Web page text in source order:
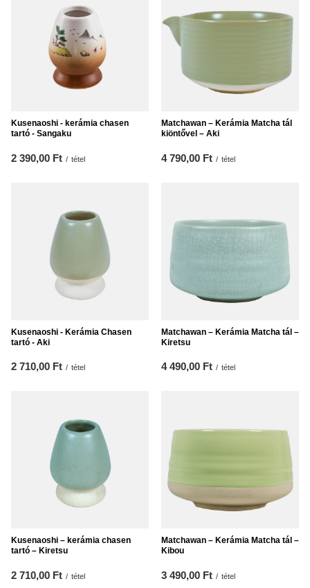
Kusenaoshi - kerámia chasen
tartó - Sangaku
2 390,00 Ft / tétel
Matchawan – Kerámia Matcha tál
kiöntővel – Aki
4 790,00 Ft / tétel
Kusenaoshi - Kerámia Chasen
tartó - Aki
2 710,00 Ft / tétel
Matchawan – Kerámia Matcha tál –
Kiretsu
4 490,00 Ft / tétel
Kusenaoshi – kerámia chasen
tartó – Kiretsu
2 710,00 Ft / tétel
Matchawan – Kerámia Matcha tál –
Kibou
3 490,00 Ft / tétel